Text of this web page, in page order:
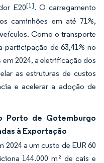
E20[1]. O carregamento
caminhões em até 71%,
Como o transporte
participação de 63,41% no
2024, a eletrificação dos
as estruturas de custos
e acelerar a adoção de
Porto de Gotemburgo
à Exportação
a um custo de EUR 60
144.000 m² de cais e